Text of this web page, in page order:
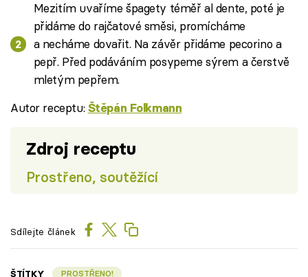
Mezitím uvaříme špagety téměř al dente, poté je
přidáme do rajčatové směsi, promícháme
a necháme dovařit. Na závěr přidáme pecorino a
pepř. Před podáváním posypeme sýrem a čerstvě
mletým pepřem.
Autor receptu: Štěpán Folkmann
Zdroj receptu
Prostřeno, soutěžící
Sdílejte článek
ŠTÍTKY PROSTŘENO!